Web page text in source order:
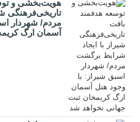
هویت‌بخشی و
تاریخی‌فرهنگی
مردم/ شهردار
آسمان ارگ